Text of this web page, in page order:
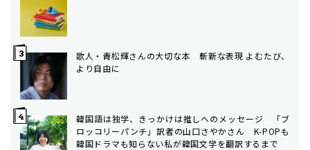
歌人・青松輝さんの大切な本 斬新な表現 よむたび、
より自由に
韓国語は独学、きっかけは推しへのメッセージ 「ブ
ロッコリーパンチ」訳者の山口さやかさん K-POPも
韓国ドラマも知らない私が韓国文学を翻訳するまで